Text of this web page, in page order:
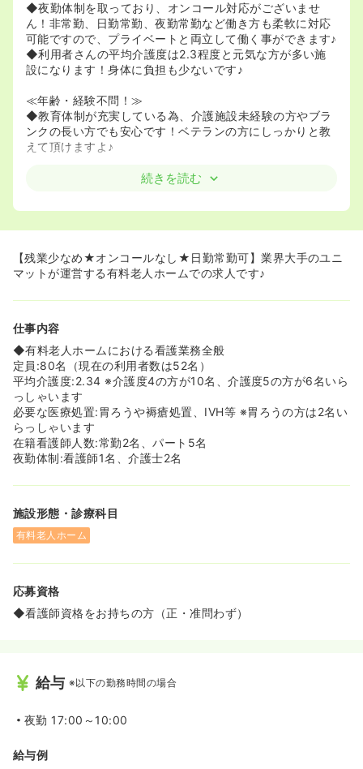
◆夜勤体制を取っており、オンコール対応がございませ
ん！非常勤、日勤常勤、夜勤常勤など働き方も柔軟に対応
可能ですので、プライベートと両立して働く事ができます♪
◆利用者さんの平均介護度は2.3程度と元気な方が多い施
設になります！身体に負担も少ないです♪
≪年齢・経験不問！≫
◆教育体制が充実している為、介護施設未経験の方やブラ
ンクの長い方でも安心です！ベテランの方にしっかりと教
えて頂けますよ♪
≪業界最大手が運営する介護施設です！≫
コミュニティは、ショートステイにおける業界シェアNo.1
す！育休や産休の取得実績も多数ございます。大手企業な
らではの福利厚生の充実も魅力的ですね♪
続きを読む
【残業少なめ★オンコールなし★日勤常勤可】業界大手のユニ
マットが運営する有料老人ホームでの求人です♪
仕事内容
◆有料老人ホームにおける看護業務全般
定員:80名（現在の利用者数は52名）
平均介護度:2.34 ※介護度4の方が10名、介護度5の方が6名いら
っしゃいます
必要な医療処置:胃ろうや褥瘡処置、IVH等 ※胃ろうの方は2名い
らっしゃいます
在籍看護師人数:常勤2名、パート5名
夜勤体制:看護師1名、介護士2名
施設形態・診療科目
有料老人ホーム
応募資格
◆看護師資格をお持ちの方（正・准問わず）
給与 ※以下の勤務時間の場合
夜勤 17:00～10:00
給与例